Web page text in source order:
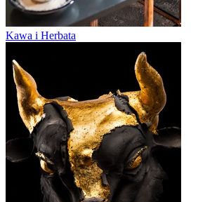
Kawa i Herbata